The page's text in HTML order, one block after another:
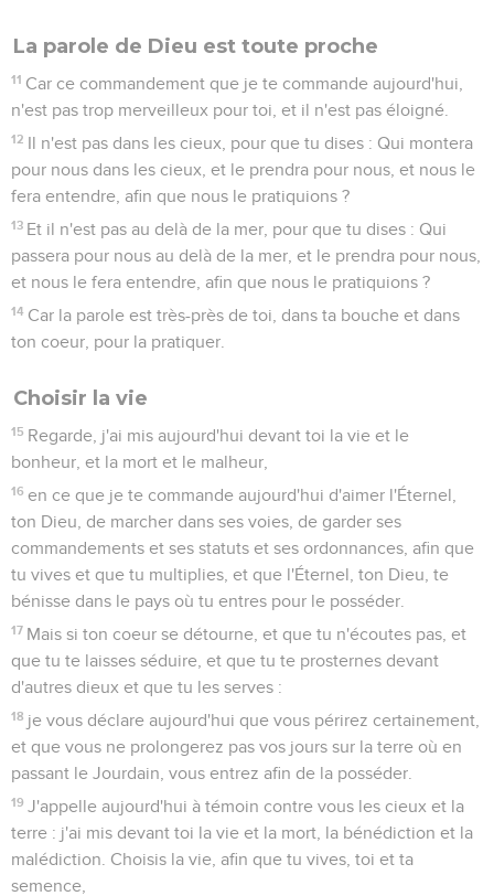
La parole de Dieu est toute proche
11 Car ce commandement que je te commande aujourd'hui,
n'est pas trop merveilleux pour toi, et il n'est pas éloigné.
12 Il n'est pas dans les cieux, pour que tu dises : Qui montera
pour nous dans les cieux, et le prendra pour nous, et nous le
fera entendre, afin que nous le pratiquions ?
13 Et il n'est pas au delà de la mer, pour que tu dises : Qui
passera pour nous au delà de la mer, et le prendra pour nous,
et nous le fera entendre, afin que nous le pratiquions ?
14 Car la parole est très-près de toi, dans ta bouche et dans
ton coeur, pour la pratiquer.
Choisir la vie
15 Regarde, j'ai mis aujourd'hui devant toi la vie et le
bonheur, et la mort et le malheur,
16 en ce que je te commande aujourd'hui d'aimer l'Éternel,
ton Dieu, de marcher dans ses voies, de garder ses
commandements et ses statuts et ses ordonnances, afin que
tu vives et que tu multiplies, et que l'Éternel, ton Dieu, te
bénisse dans le pays où tu entres pour le posséder.
17 Mais si ton coeur se détourne, et que tu n'écoutes pas, et
que tu te laisses séduire, et que tu te prosternes devant
d'autres dieux et que tu les serves :
18 je vous déclare aujourd'hui que vous périrez certainement,
et que vous ne prolongerez pas vos jours sur la terre où en
passant le Jourdain, vous entrez afin de la posséder.
19 J'appelle aujourd'hui à témoin contre vous les cieux et la
terre : j'ai mis devant toi la vie et la mort, la bénédiction et la
malédiction. Choisis la vie, afin que tu vives, toi et ta
semence,